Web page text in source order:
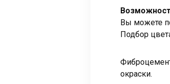
Вы можете
Подбор
окраски.